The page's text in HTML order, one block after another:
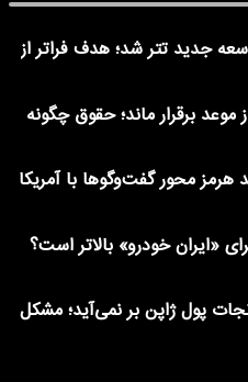
جدید تتر شد؛ هدف فراتر از
برقرار ماند؛ حقوق چگونه
هرمز محور گفت‌وگوها با آمریکا
«ایران خودرو» بالاتر است؟
پول ژاپن بر نمی‌آید؛ مشکل